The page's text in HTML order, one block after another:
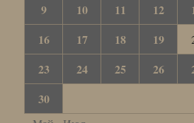
9
10 11 12
16
17 18 19
23
24 25 26
30